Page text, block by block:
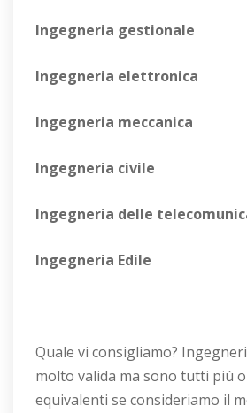
Ingegneria gestionale
Ingegneria elettronica
Ingegneria meccanica
Ingegneria civile
Ingegneria delle
Ingegneria Edile
Quale vi consigliamo?
molto valida ma sono tutti più
equivalenti se consideriamo il